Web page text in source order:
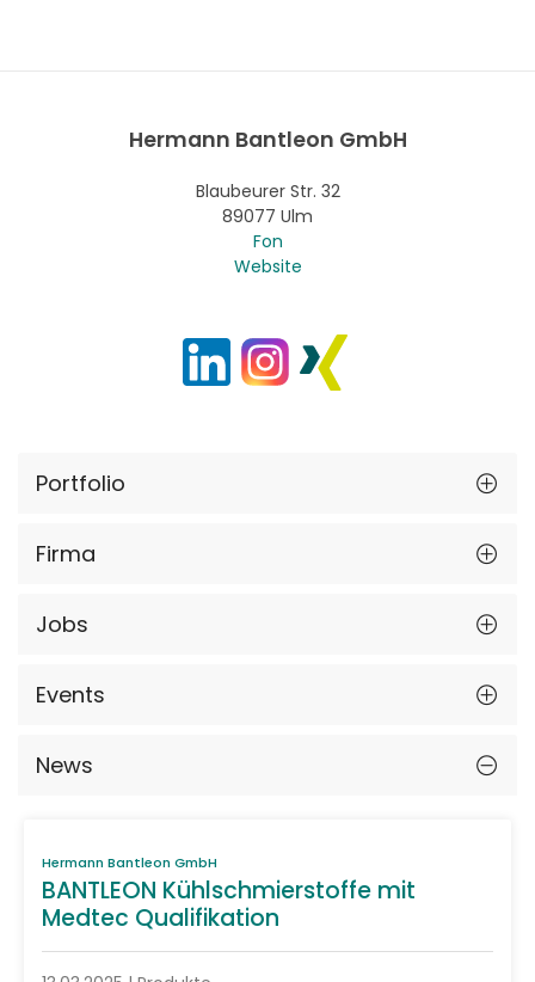
Hermann Bantleon GmbH
Blaubeurer Str. 32
89077 Ulm
Fon
Website
Portfolio
Firma
Jobs
Events
News
Hermann Bantleon GmbH
BANTLEON Kühlschmierstoffe mit
Medtec Qualifikation